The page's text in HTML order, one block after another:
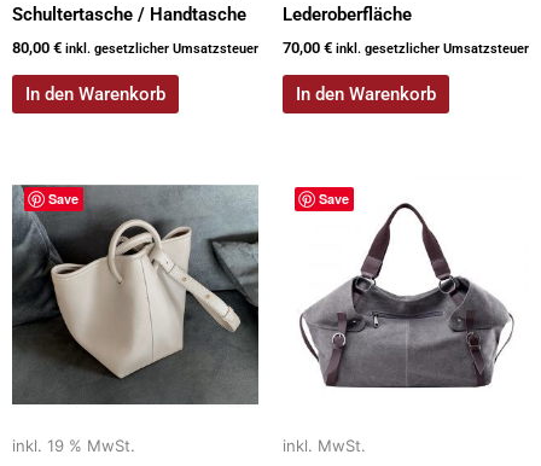
Schultertasche / Handtasche
80,00 € inkl. gesetzlicher Umsatzsteuer
In den Warenkorb
Lederoberfläche
70,00 € inkl. gesetzlicher Umsatzsteuer
In den Warenkorb
Save
inkl. 19 % MwSt.
Save
inkl. MwSt.
Dieses
Produkt
Varianten
auf.
Optionen
auf